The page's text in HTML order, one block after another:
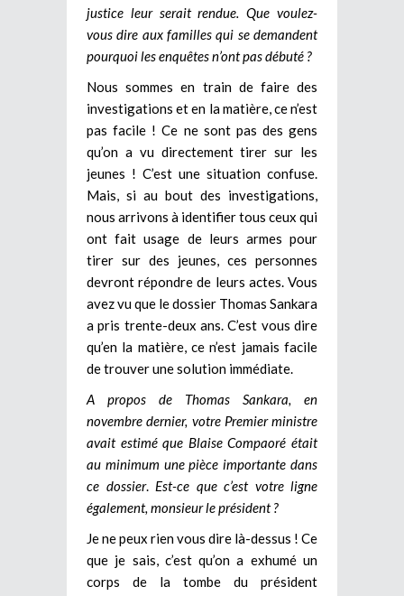
justice leur serait rendue. Que voulez-
vous dire aux familles qui se demandent
pourquoi les enquêtes n’ont pas débuté ?
Nous sommes en train de faire des
investigations et en la matière, ce n’est
pas facile ! Ce ne sont pas des gens
qu’on a vu directement tirer sur les
jeunes ! C’est une situation confuse.
Mais, si au bout des investigations,
nous arrivons à identifier tous ceux qui
ont fait usage de leurs armes pour
tirer sur des jeunes, ces personnes
devront répondre de leurs actes. Vous
avez vu que le dossier Thomas Sankara
a pris trente-deux ans. C’est vous dire
qu’en la matière, ce n’est jamais facile
de trouver une solution immédiate.
A propos de Thomas
Sankara, en
novembre dernier, votre Premier ministre
avait estimé que Blaise Compaoré était
au minimum une pièce importante dans
ce dossier. Est-ce que c’est votre ligne
également, monsieur le président ?
Je ne peux rien vous dire là-dessus ! Ce
que je sais, c’est qu’on a exhumé un
corps de la tombe du président